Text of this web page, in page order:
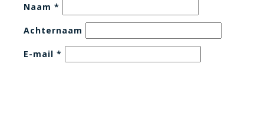
Naam *
Achternaam
E-mail *